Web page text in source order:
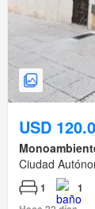
USD
Ciudad
1
1